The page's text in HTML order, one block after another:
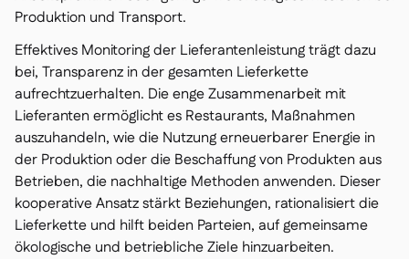
Produktion und Transport.
Effektives Monitoring der Lieferantenleistung trägt dazu
bei, Transparenz in der gesamten Lieferkette
aufrechtzuerhalten. Die enge Zusammenarbeit mit
Lieferanten ermöglicht es Restaurants, Maßnahmen
auszuhandeln, wie die Nutzung erneuerbarer Energie in
der Produktion oder die Beschaffung von Produkten aus
Betrieben, die nachhaltige Methoden anwenden. Dieser
kooperative Ansatz stärkt Beziehungen, rationalisiert die
Lieferkette und hilft beiden Parteien, auf gemeinsame
ökologische und betriebliche Ziele hinzuarbeiten.